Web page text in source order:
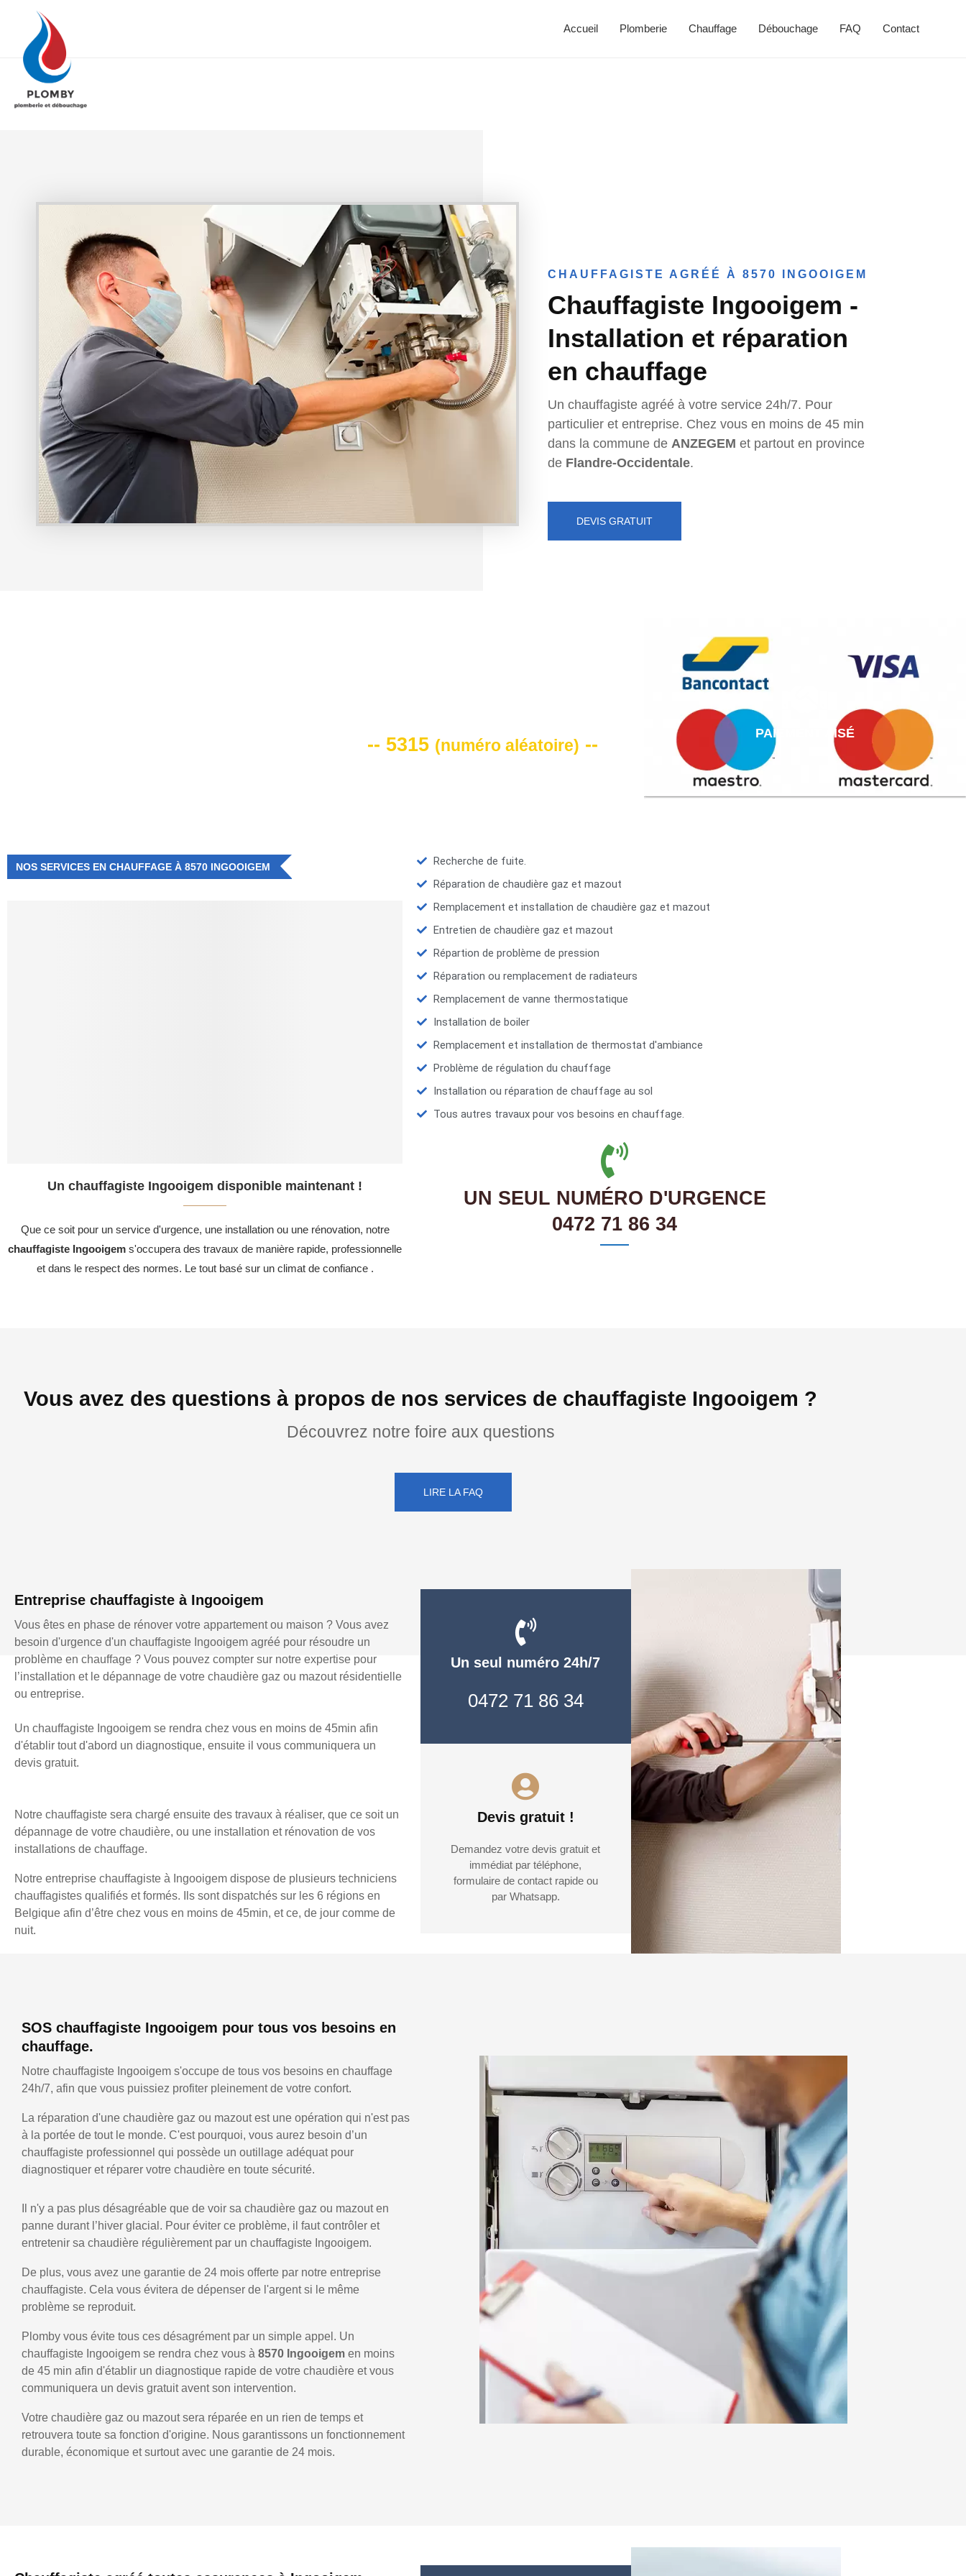
Accueil Plomberie Chauffage Débouchage FAQ Contact
CHAUFFAGISTE AGRÉÉ À 8570 INGOOIGEM
Chauffagiste Ingooigem -
Installation et réparation
en chauffage
Un chauffagiste agréé à votre service 24h/7. Pour
particulier et entreprise. Chez vous en moins de 45 min
dans la commune de ANZEGEM et partout en province
de Flandre-Occidentale.
DEVIS GRATUIT
-- 5315 (numéro aléatoire) --
PAIEMENT AISÉ
NOS SERVICES EN CHAUFFAGE À 8570 INGOOIGEM
Un chauffagiste Ingooigem disponible maintenant !
Que ce soit pour un service d'urgence, une installation ou une rénovation, notre
chauffagiste Ingooigem s'occupera des travaux de manière rapide, professionnelle
et dans le respect des normes. Le tout basé sur un climat de confiance .
Recherche de fuite.
Réparation de chaudière gaz et mazout
Remplacement et installation de chaudière gaz et mazout
Entretien de chaudière gaz et mazout
Répartion de problème de pression
Réparation ou remplacement de radiateurs
Remplacement de vanne thermostatique
Installation de boiler
Remplacement et installation de thermostat d'ambiance
Problème de régulation du chauffage
Installation ou réparation de chauffage au sol
Tous autres travaux pour vos besoins en chauffage.
UN SEUL NUMÉRO D'URGENCE
0472 71 86 34
Vous avez des questions à propos de nos services de chauffagiste Ingooigem ?
Découvrez notre foire aux questions
LIRE LA FAQ
Entreprise chauffagiste à Ingooigem
Vous êtes en phase de rénover votre appartement ou maison ? Vous avez
besoin d'urgence d'un chauffagiste Ingooigem agréé pour résoudre un
problème en chauffage ? Vous pouvez compter sur notre expertise pour
l’installation et le dépannage de votre chaudière gaz ou mazout résidentielle
ou entreprise.
Un chauffagiste Ingooigem se rendra chez vous en moins de 45min afin
d'établir tout d'abord un diagnostique, ensuite il vous communiquera un
devis gratuit.
Notre chauffagiste sera chargé ensuite des travaux à réaliser, que ce soit un
dépannage de votre chaudière, ou une installation et rénovation de vos
installations de chauffage.
Notre entreprise chauffagiste à Ingooigem dispose de plusieurs techniciens
chauffagistes qualifiés et formés. Ils sont dispatchés sur les 6 régions en
Belgique afin d’être chez vous en moins de 45min, et ce, de jour comme de
nuit.
Un seul numéro 24h/7
0472 71 86 34
Devis gratuit !
Demandez votre devis gratuit et
immédiat par téléphone,
formulaire de contact rapide ou
par Whatsapp.
SOS chauffagiste Ingooigem pour tous vos besoins en
chauffage.
Notre chauffagiste Ingooigem s'occupe de tous vos besoins en chauffage
24h/7, afin que vous puissiez profiter pleinement de votre confort.
La réparation d'une chaudière gaz ou mazout est une opération qui n'est pas
à la portée de tout le monde. C'est pourquoi, vous aurez besoin d’un
chauffagiste professionnel qui possède un outillage adéquat pour
diagnostiquer et réparer votre chaudière en toute sécurité.
Il n'y a pas plus désagréable que de voir sa chaudière gaz ou mazout en
panne durant l’hiver glacial. Pour éviter ce problème, il faut contrôler et
entretenir sa chaudière régulièrement par un chauffagiste Ingooigem.
De plus, vous avez une garantie de 24 mois offerte par notre entreprise
chauffagiste. Cela vous évitera de dépenser de l'argent si le même
problème se reproduit.
Plomby vous évite tous ces désagrément par un simple appel. Un
chauffagiste Ingooigem se rendra chez vous à 8570 Ingooigem en moins
de 45 min afin d'établir un diagnostique rapide de votre chaudière et vous
communiquera un devis gratuit avent son intervention.
Votre chaudière gaz ou mazout sera réparée en un rien de temps et
retrouvera toute sa fonction d'origine. Nous garantissons un fonctionnement
durable, économique et surtout avec une garantie de 24 mois.